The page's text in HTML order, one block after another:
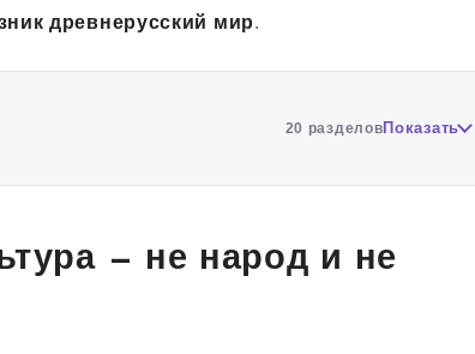
древнерусский мир.
20 разделовПоказать
— не народ и не